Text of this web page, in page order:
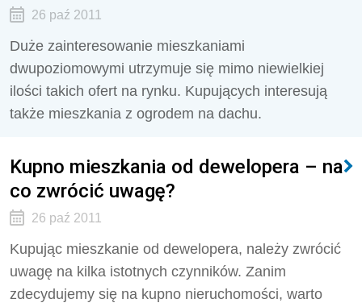
26 paź 2011
Duże zainteresowanie mieszkaniami
dwupoziomowymi utrzymuje się mimo niewielkiej
ilości takich ofert na rynku. Kupujących interesują
także mieszkania z ogrodem na dachu.
Kupno mieszkania od dewelopera – na
co zwrócić uwagę?
26 paź 2011
Kupując mieszkanie od dewelopera, należy zwrócić
uwagę na kilka istotnych czynników. Zanim
zdecydujemy się na kupno nieruchomości, warto